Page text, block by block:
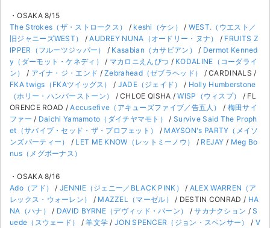
・OSAKA 8/15
The Strokes（ザ・ストロークス）
/ keshi（ケシ） / WEST.（ウエスト／
旧ジャニーズWEST）
/AUDREY NUNA（オードリー・ヌナ） / FRUITS Z
IPPER（フルーツジッパー）
/ Kasabian（カサビアン） / Dermot Kenned
y（ダーモット・ケネディ）
/ マカロニえんぴつ / KODALINE（コーダライ
ン）
/ アイナ・ジ・エンド /Zebrahead（ゼブラヘッド）
/ CARDINALS /
FKA twigs（FKAツイッグス）
/ JADE（ジェイド） / Holly Humberstone
（ホリー・ハンバーストーン）
/ CHLOE QISHA /WISP（ウィスプ）
/ FL
ORENCE ROAD /Accusefive（アキューズファイブ／告五人） / 梅田サイ
ファー / Daichi Yamamoto（ダイチヤマモト） / Survive Said The Proph
et（サバイブ・セッド・ザ・プロフェット）
/ MAYSON's PARTY（メイソ
ンズパーティー）
/ LET ME KNOW（レットミーノウ） / REJAY / Meg Bo
nus（メグボーナス）
・OSAKA 8/16
Ado（アド）
/JENNIE（ジェニー／BLACK PINK） / ALEX WARREN（ア
レックス・ウォーレン）
/ MAZZEL（マーゼル） / DESTIN CONRAD / HA
NA（ハナ）
/ DAVID BYRNE（デヴィッド・バーン） /サカナクション /S
uede（スウェード）
/羊文学 /JON SPENCER（ジョン・スペンサー） / V